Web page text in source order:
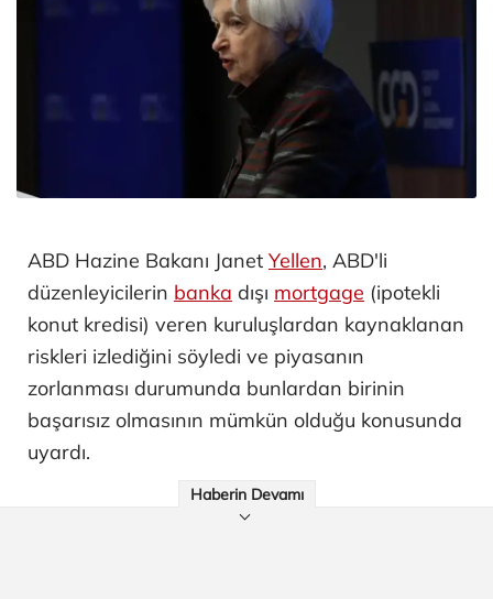
ABD Hazine Bakanı Janet Yellen, ABD'li
düzenleyicilerin banka dışı mortgage (ipotekli
konut kredisi) veren kuruluşlardan kaynaklanan
riskleri izlediğini söyledi ve piyasanın
zorlanması durumunda bunlardan birinin
başarısız olmasının mümkün olduğu konusunda
uyardı.
Haberin Devamı